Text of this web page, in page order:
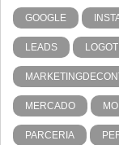
GOOGLE
LEADS
MERCADO
PARCERIA